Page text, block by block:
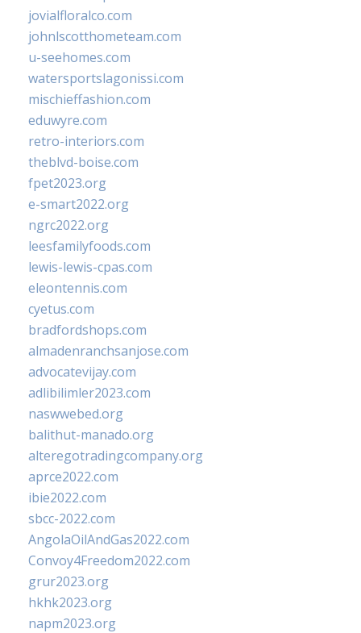
jovialfloralco.com
johnlscotthometeam.com
u-seehomes.com
watersportslagonissi.com
mischieffashion.com
eduwyre.com
retro-interiors.com
theblvd-boise.com
fpet2023.org
e-smart2022.org
ngrc2022.org
leesfamilyfoods.com
lewis-lewis-cpas.com
eleontennis.com
cyetus.com
bradfordshops.com
almadenranchsanjose.com
advocatevijay.com
adlibilimler2023.com
naswwebed.org
balithut-manado.org
alteregotradingcompany.org
aprce2022.com
ibie2022.com
sbcc-2022.com
AngolaOilAndGas2022.com
Convoy4Freedom2022.com
grur2023.org
hkhk2023.org
napm2023.org